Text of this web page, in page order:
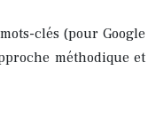
clés (pour Google
méthodique et